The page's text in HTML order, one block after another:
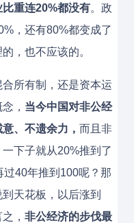
重连20%都没有。政
，还有80%都变成了
，也不应该的。
所有制，还是资本运
， 当今中国对非公经
、不遗余力， 而且非
下子就从20%推到了
40年推到100呢？那
天花板，以后涨到
， 非公经济的步伐最